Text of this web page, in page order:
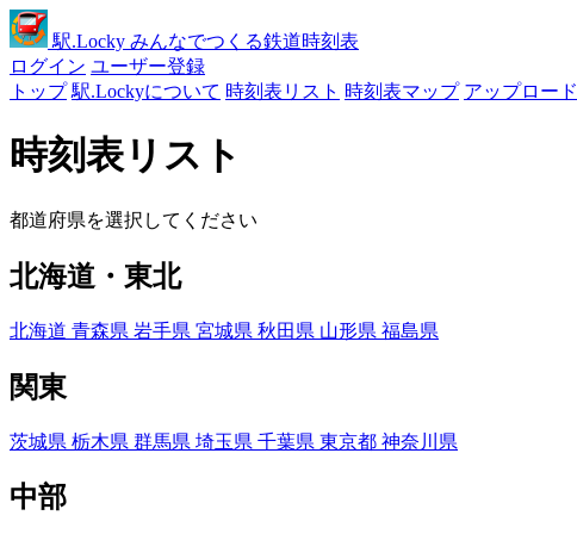
駅.Locky みんなでつくる鉄道時刻表
ログイン ユーザー登録
トップ 駅.Lockyについて 時刻表リスト 時刻表マップ アップロード
時刻表リスト
都道府県を選択してください
北海道・東北
北海道 青森県 岩手県 宮城県 秋田県 山形県 福島県
関東
茨城県 栃木県 群馬県 埼玉県 千葉県 東京都 神奈川県
中部